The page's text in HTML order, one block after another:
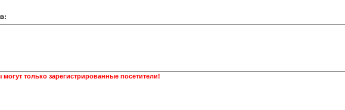
только зарегистрированные посетители!